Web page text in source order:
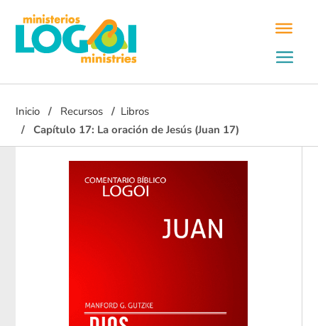
Inicio Recursos
Libros
Capítulo 17: La oración de Jesús (Juan 17)